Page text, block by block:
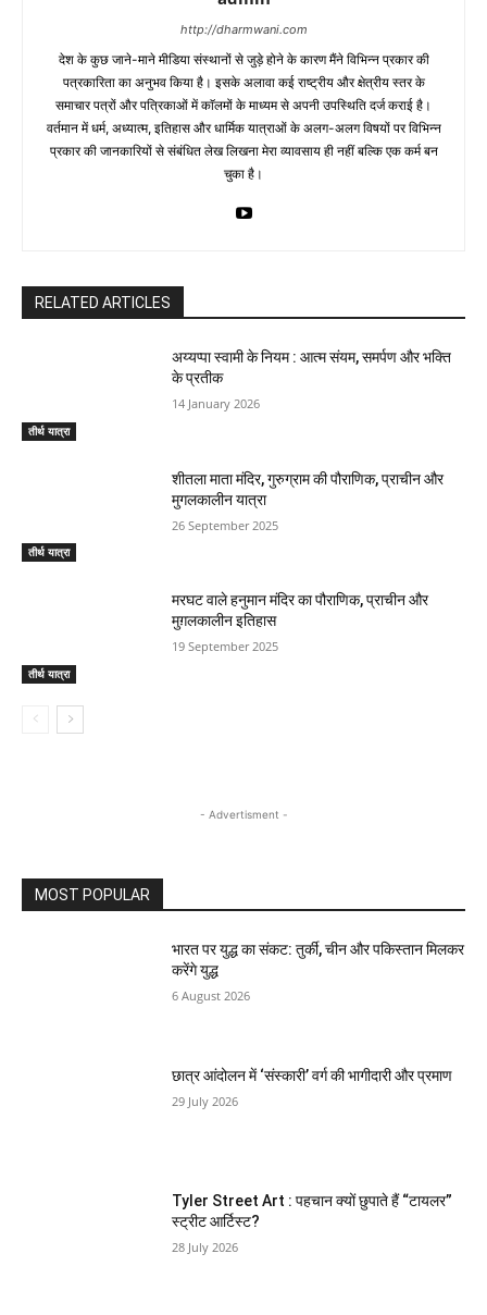
http://dharmwani.com
देश के कुछ जाने-माने मीडिया संस्थानों से जुड़े होने के कारण मैंने विभिन्न प्रकार की
पत्रकारिता का अनुभव किया है। इसके अलावा कई राष्ट्रीय और क्षेत्रीय स्तर के
समाचार पत्रों और पत्रिकाओं में काॅलमों के माध्यम से अपनी उपस्थिति दर्ज कराई है।
वर्तमान में धर्म, अध्यात्म, इतिहास और धार्मिक यात्राओं के अलग-अलग विषयों पर विभिन्न
प्रकार की जानकारियों से संबंधित लेख लिखना मेरा व्यावसाय ही नहीं बल्कि एक कर्म बन
चुका है।
RELATED ARTICLES
तीर्थ यात्रा
अय्यप्पा स्वामी के नियम : आत्म संयम, समर्पण और भक्ति
के प्रतीक
14 January 2026
तीर्थ यात्रा
शीतला माता मंदिर, गुरुग्राम की पौराणिक, प्राचीन और
मुगलकालीन यात्रा
26 September 2025
तीर्थ यात्रा
मरघट वाले हनुमान मंदिर का पौराणिक, प्राचीन और
मुग़लकालीन इतिहास
19 September 2025
- Advertisment -
MOST POPULAR
भारत पर युद्ध का संकट: तुर्की, चीन और पकिस्तान मिलकर
करेंगे युद्ध
6 August 2026
छात्र आंदोलन में ‘संस्कारी’ वर्ग की भागीदारी और प्रमाण
29 July 2026
Tyler Street Art : पहचान क्यों छुपाते हैं “टायलर”
स्ट्रीट आर्टिस्ट?
28 July 2026